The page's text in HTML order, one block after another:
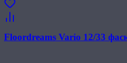
Floordreams Vario 12/33